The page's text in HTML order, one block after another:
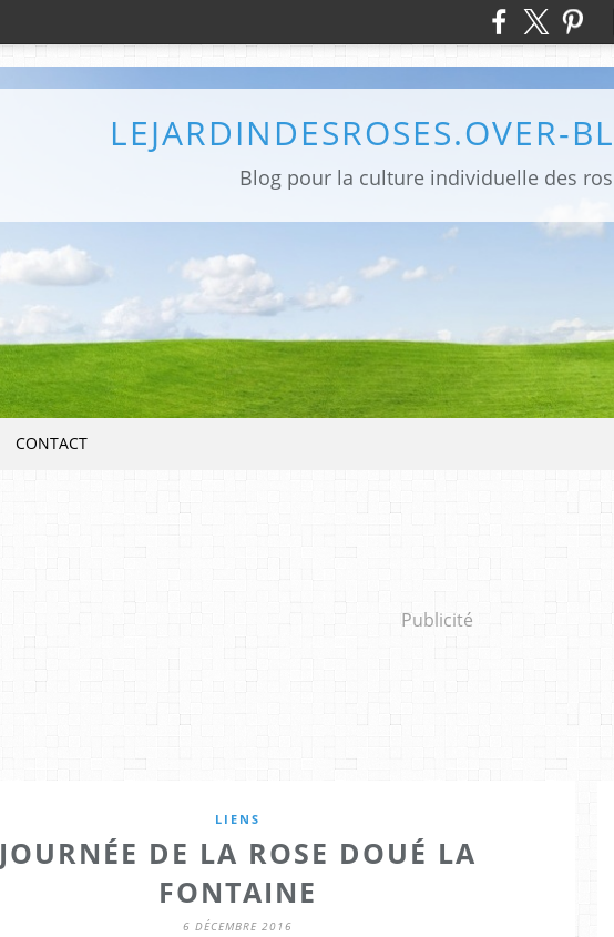
LEJARDINDESROSES.OVER-
Blog pour la culture individuelle des
CONTACT
Publicité
LIENS
JOURNÉE DE LA ROSE DOUÉ LA
FONTAINE
6 DÉCEMBRE 2016